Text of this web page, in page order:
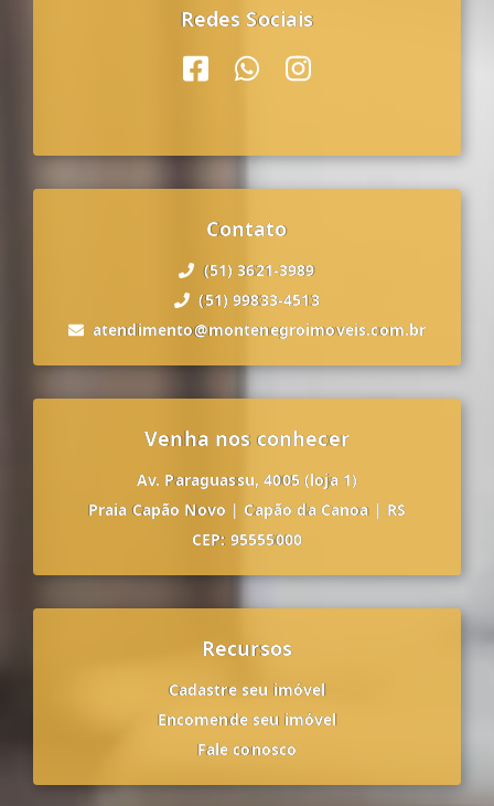
Redes Sociais
Contato
(51) 3621-3989
(51) 99833-4513
atendimento@montenegroimoveis.com.br
Venha nos conhecer
Av. Paraguassu, 4005 (loja 1)
Praia Capão Novo | Capão da Canoa | RS
CEP: 95555000
Recursos
Cadastre seu imóvel
Encomende seu imóvel
Fale conosco